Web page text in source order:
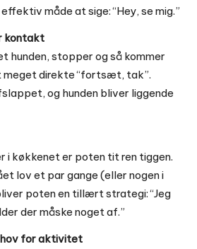
måde at sige: “Hey, se mig.”
kontakt
hunden, stopper og så kommer
direkte “fortsæt, tak”.
og hunden bliver liggende
i køkkenet er poten tit ren tiggen.
lov et par gange (eller nogen i
poten en tillært strategi: “Jeg
der måske noget af.”
for aktivitet